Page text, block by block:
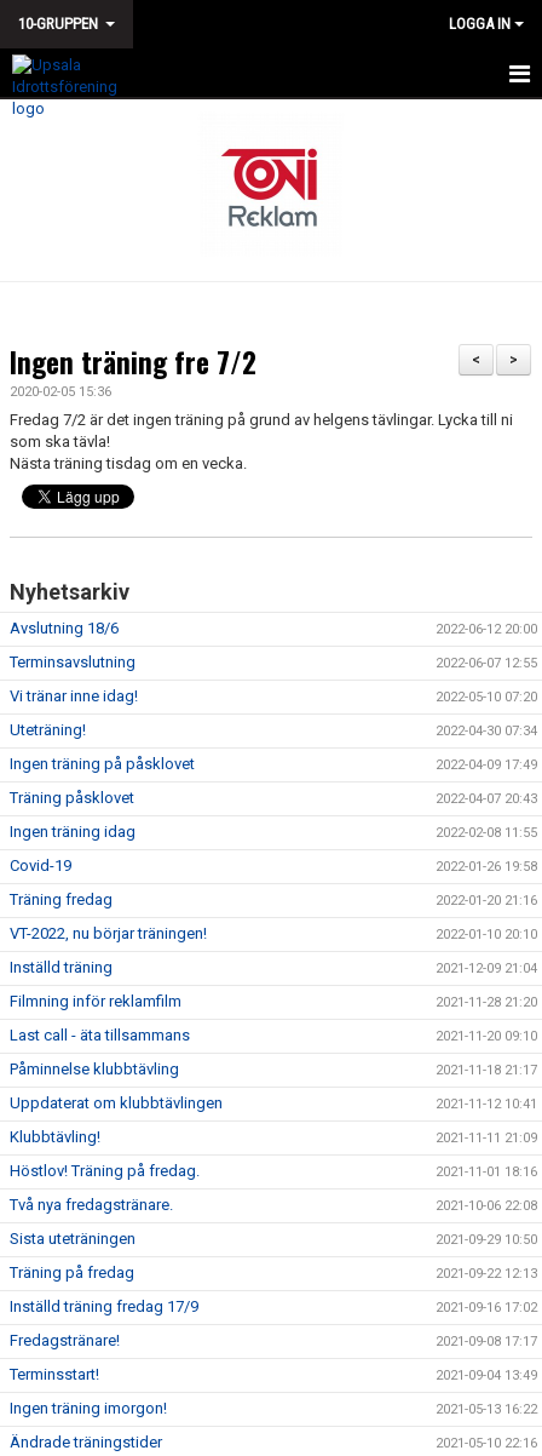
10-GRUPPEN LOGGA IN
HEM
BILDGALLERI
DOKUMENT
KONTAKT
GÄSTBOK
>
<
Ingen träning fre 7/2
2020-02-05 15:36
Fredag 7/2 är det ingen träning på grund av helgens tävlingar. Lycka till ni
som ska tävla!
Nästa träning tisdag om en vecka.
Nyhetsarkiv
Avslutning 18/6 2022-06-12 20:00
Terminsavslutning 2022-06-07 12:55
Vi tränar inne idag! 2022-05-10 07:20
Uteträning! 2022-04-30 07:34
Ingen träning på påsklovet 2022-04-09 17:49
Träning påsklovet 2022-04-07 20:43
Ingen träning idag 2022-02-08 11:55
Covid-19 2022-01-26 19:58
Träning fredag 2022-01-20 21:16
VT-2022, nu börjar träningen! 2022-01-10 20:10
Inställd träning 2021-12-09 21:04
Filmning inför reklamfilm 2021-11-28 21:20
Last call - äta tillsammans 2021-11-20 09:10
Påminnelse klubbtävling 2021-11-18 21:17
Uppdaterat om klubbtävlingen 2021-11-12 10:41
Klubbtävling! 2021-11-11 21:09
Höstlov! Träning på fredag. 2021-11-01 18:16
Två nya fredagstränare. 2021-10-06 22:08
Sista uteträningen 2021-09-29 10:50
Träning på fredag 2021-09-22 12:13
Inställd träning fredag 17/9 2021-09-16 17:02
Fredagstränare! 2021-09-08 17:17
Terminsstart! 2021-09-04 13:49
Ingen träning imorgon! 2021-05-13 16:22
Ändrade träningstider 2021-05-10 22:16